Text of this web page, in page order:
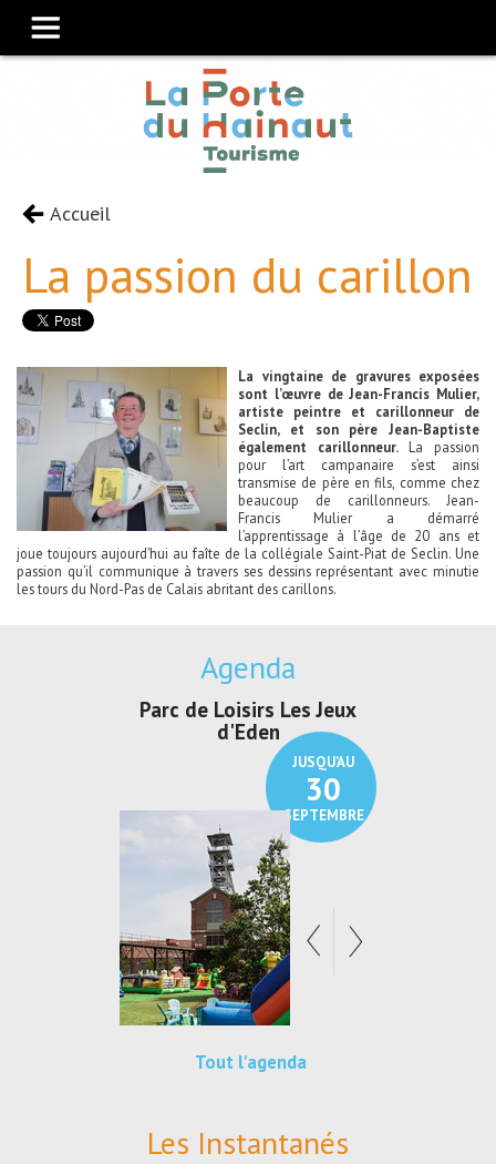
Accueil
La passion du carillon
La vingtaine de gravures exposées
sont l’œuvre de Jean-Francis Mulier,
artiste peintre et carillonneur de
Seclin, et son père Jean-Baptiste
également carillonneur. La passion
pour l’art campanaire s’est ainsi
transmise de père en fils, comme chez
beaucoup de carillonneurs. Jean-
Francis Mulier a démarré
l’apprentissage à l’âge de 20 ans et
joue toujours aujourd’hui au faîte de la collégiale Saint-Piat de Seclin. Une
passion qu’il communique à travers ses dessins représentant avec minutie
les tours du Nord-Pas de Calais abritant des carillons.
Agenda
JUSQU'AU
21
SEPTEMBRE
Exposition "Lucien Jonas -
Au pays du charbon ...
Tout l'agenda
Les Instantanés